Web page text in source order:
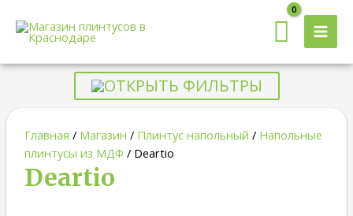
Главная / Магазин / Плинтус напольный / Напольные
плинтусы из МДФ / Deartio
Deartio
ОТКРЫТЬ ФИЛЬТРЫ